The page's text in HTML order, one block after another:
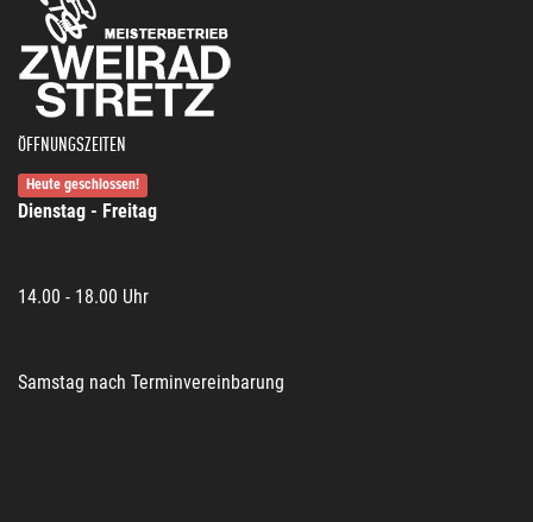
ÖFFNUNGSZEITEN
Heute geschlossen!
Dienstag - Freitag
14.00 - 18.00 Uhr
Samstag nach Terminvereinbarung